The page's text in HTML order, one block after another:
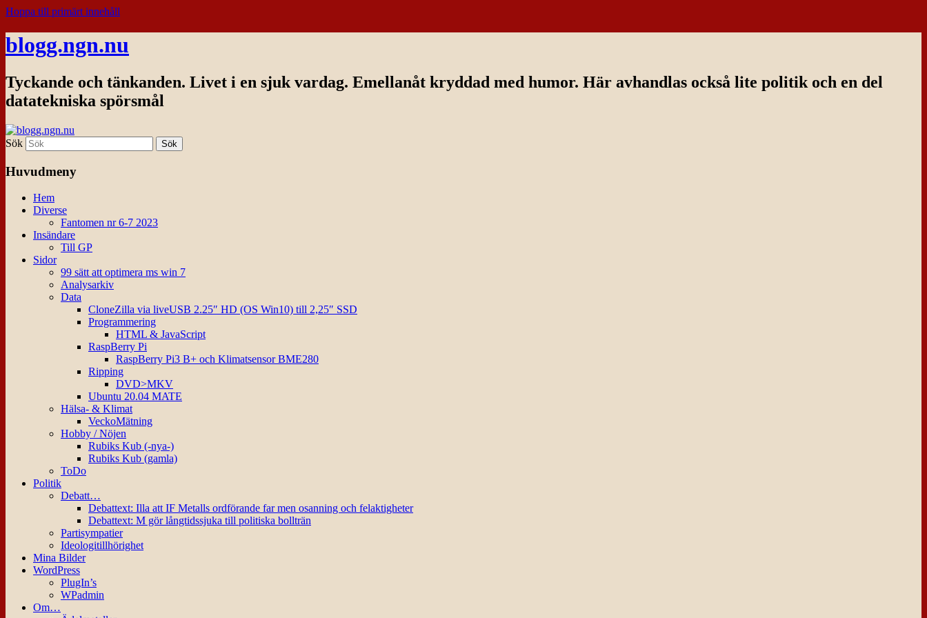
Hoppa till primärt innehåll
blogg.ngn.nu
Tyckande och tänkanden. Livet i en sjuk vardag. Emellanåt kryddad med humor. Här avhandlas också lite politik och en del
datatekniska spörsmål
Sök
Huvudmeny
Hem
Diverse
Fantomen nr 6-7 2023
Insändare
Till GP
Sidor
99 sätt att optimera ms win 7
Analysarkiv
Data
CloneZilla via liveUSB 2.25″ HD (OS Win10) till 2,25″ SSD
Programmering
HTML & JavaScript
RaspBerry Pi
RaspBerry Pi3 B+ och Klimatsensor BME280
Ripping
DVD>MKV
Ubuntu 20.04 MATE
Hälsa- & Klimat
VeckoMätning
Hobby / Nöjen
Rubiks Kub (-nya-)
Rubiks Kub (gamla)
ToDo
Politik
Debatt…
Debattext: Illa att IF Metalls ordförande far men osanning och felaktigheter
Debattext: M gör långtidssjuka till politiska bollträn
Partisympatier
Ideologitillhörighet
Mina Bilder
WordPress
PlugIn’s
WPadmin
Om…